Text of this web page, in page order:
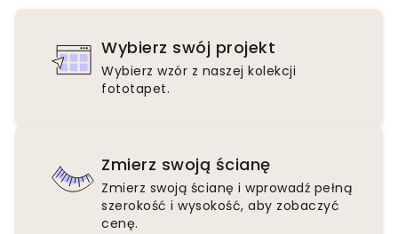
Wybierz swój projekt
Wybierz wzór z naszej kolekcji
fototapet.
Zmierz swoją ścianę
Zmierz swoją ścianę i wprowadź pełną
szerokość i wysokość, aby zobaczyć
cenę.